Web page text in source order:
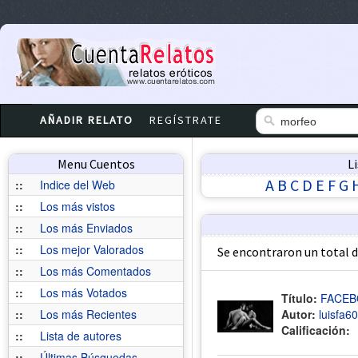
AÑADIR RELATO REGÍSTRATE
Menu Cuentos
::
Indice del Web
::
Los más vistos
::
Los más Enviados
::
Los mejor Valorados
::
Los más Comentados
::
Los más Votados
::
Los más Recientes
::
Lista de autores
A B C D E F G
Se encontraron un total
Título:
Autor: luisfa60
Calificación: